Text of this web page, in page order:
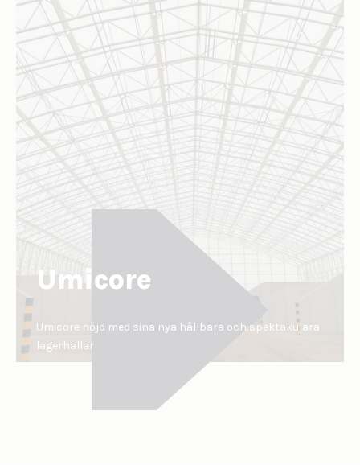
Umicore
Umicore nöjd med sina nya hållbara och spektakulära
lagerhallar